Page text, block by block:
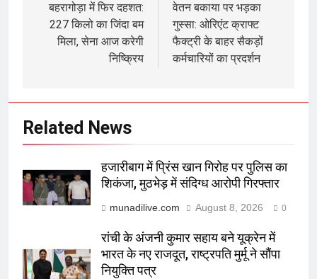
navigation
बहरागोड़ा में फिर दहशत:
227 किलो का जिंदा बम
मिला, सेना आज करेगी
निष्क्रिय
वेतन बकाया पर भड़का
गुस्सा: ओरिएंट क्राफ्ट
फैक्ट्री के बाहर सैकड़ों
कर्मचारियों का प्रदर्शन
Related News
हजारीबाग में प्रिंस खान गिरोह पर पुलिस का
शिकंजा, मुठभेड़ में संदिग्ध आरोपी गिरफ्तार
munadilive.com August 8, 2026 0
रांची के अंजनी कुमार सहाय बने यूक्रेन में
भारत के नए राजदूत, राष्ट्रपति मुर्मू ने सौंपा
नियुक्ति पत्र